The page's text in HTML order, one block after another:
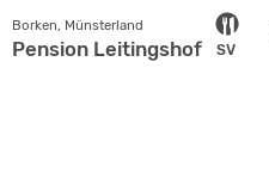
SV
Borken, Münsterland
Pension Leitingshof